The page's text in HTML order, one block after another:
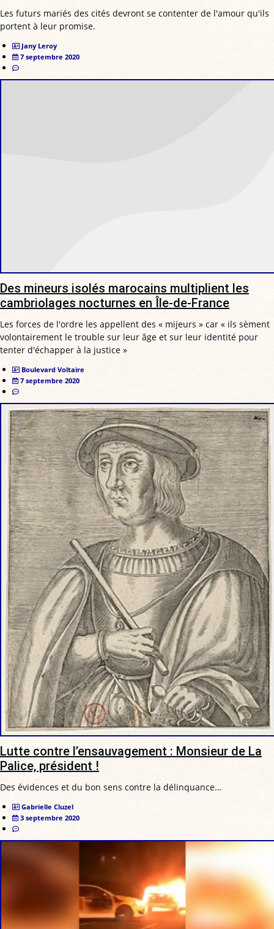
Les futurs mariés des cités devront se contenter de l'amour qu'ils
portent à leur promise.
Jany Leroy
7 septembre 2020
Des mineurs isolés marocains multiplient les
cambriolages nocturnes en Île-de-France
Les forces de l'ordre les appellent des « mijeurs » car « ils sèment
volontairement le trouble sur leur âge et sur leur identité pour
tenter d'échapper à la justice »
Boulevard Voltaire
7 septembre 2020
Lutte contre l’ensauvagement : Monsieur de La
Palice, président !
Des évidences et du bon sens contre la délinquance…
Gabrielle Cluzel
3 septembre 2020